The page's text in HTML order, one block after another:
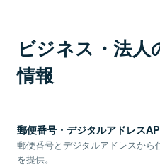
ビジネス・法
情報
郵便番号・デジタルアドレス
郵便番号とデジタルアドレスから
を提供。